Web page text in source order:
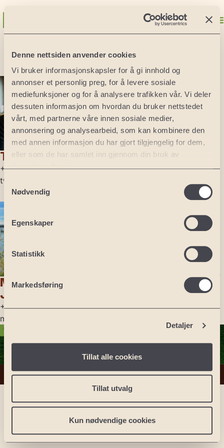
Denne nettsiden anvender cookies
Vi bruker informasjonskapsler for å gi innhold og
annonser et personlig preg, for å levere sosiale
mediefunksjoner og for å analysere trafikken vår. Vi deler
dessuten informasjon om hvordan du bruker nettstedet
vårt, med partnerne våre innen sosiale medier,
annonsering og analysearbeid, som kan kombinere den
med annen informasjon du har gjort tilgjengelig for dem,
eller som de har samlet inn gjennom din bruk av
Samtykkevalg
Nødvendig
Egenskaper
Statistikk
Markedsføring
Detaljer
Tillat alle cookies
Tillat utvalg
Kun nødvendige cookies
Maria Javery
Tore Waagø
+47 977 74 996
tw@nexthole.com
Maria
Javery
+47 974 18 313
mj@nexthole.com
Norge
Oslo
Lofoten
Sverige
Malmø
Kristianstad
Stockholm
Malaga
Barcelona
USA: Florida
Portugal: Lisboa
Portugal: Algarve
Tsjekkia: Praha
Polen: Sand Valley
Polen: Sierra
Personvernerklæring